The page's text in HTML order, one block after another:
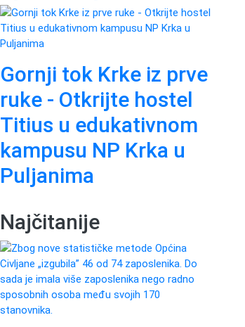
Gornji tok Krke iz prve
ruke - Otkrijte hostel
Titius u edukativnom
kampusu NP Krka u
Puljanima
Najčitanije